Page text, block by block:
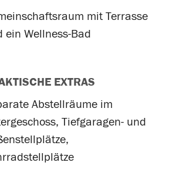
mit Terrasse
ein Wellness-Bad
EXTRAS
Abstellräume im
Tiefgaragen- und